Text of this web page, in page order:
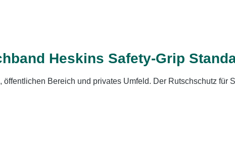
Heskins Safety-Grip
Bereich und privates Umfeld. Der Rutschschutz für